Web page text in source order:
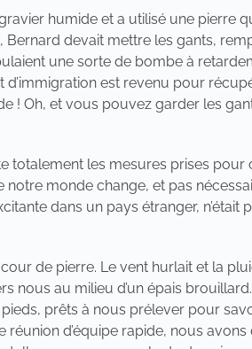
humide et a utilisé une pierre
devait mettre les gants,
une sorte de bombe à
est revenu pour
! Oh, et vous pouvez garder les
totalement les mesures prises
monde change, et pas
dans un pays étranger, n’était
de pierre. Le vent hurlait et la
au milieu d’un épais
prêts à nous prélever pour
d’équipe rapide, nous avons